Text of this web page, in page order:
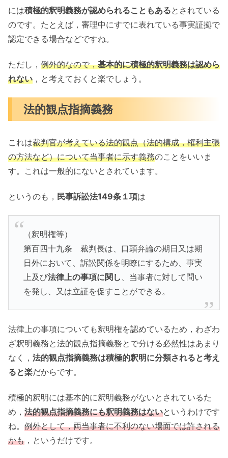
には積極的釈明義務が認められることもあるとされている
のです。たとえば，審理中にすでに表れている事実証拠で
認定できる場合などですね。
ただし， 例外的なので，基本的に積極的釈明義務は認めら
れない ，と考えておくと楽でしょう。
法的観点指摘義務
これは裁判官が考えている法的観点（法的構成，権利主張
の方法など）について当事者に示す義務のことをいいま
す。これは一般的にないとされています。
というのも， 民事訴訟法149条１項は
（釈明権等）
第百四十九条 裁判長は、口頭弁論の期日又は期
日外において、訴訟関係を明瞭にするため、事実
上及び法律上の事項に関し 、当事者に対して問い
を発し、又は立証を促すことができる。
法律上の事項についても釈明権を認めているため，わざわ
ざ釈明義務と法的観点指摘義務とで分ける必然性はあまり
なく， 法的観点指摘義務は積極的釈明に分類されると考え
ると楽だからです。
積極的釈明には基本的に釈明義務がないとされているた
め， 法的観点指摘義務にも釈明義務はないというわけです
ね。 例外として，両当事者に不利のない場面では許される
かも ，というだけです。